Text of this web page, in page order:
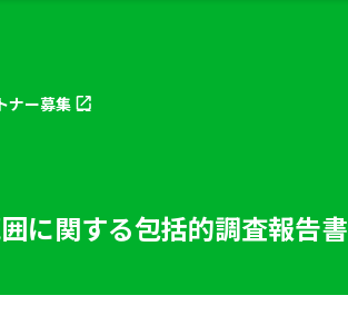
ナー募集
に関する包括的調査報告書